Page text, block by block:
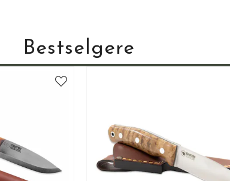
vil de bli vakrere for hvert eneste år – samtidig som
Bestselgere